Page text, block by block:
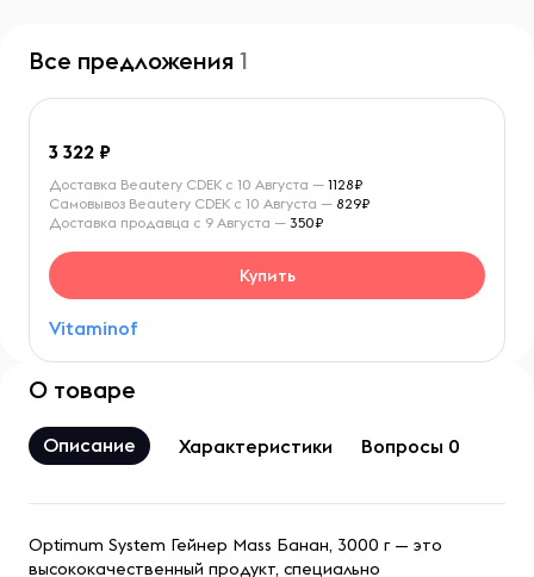
Все предложения 1
3 322
Vitaminof
Доставка Beautery CDEK с 10 Августа — 1128₽
Самовывоз Beautery CDEK с 10 Августа — 829₽
Доставка продавца с 9 Августа — 350₽
Купить
О товаре
Описание Характеристики Вопросы 0
Optimum System Гейнер Mass Банан, 3000 г — это
высококачественный продукт, специально